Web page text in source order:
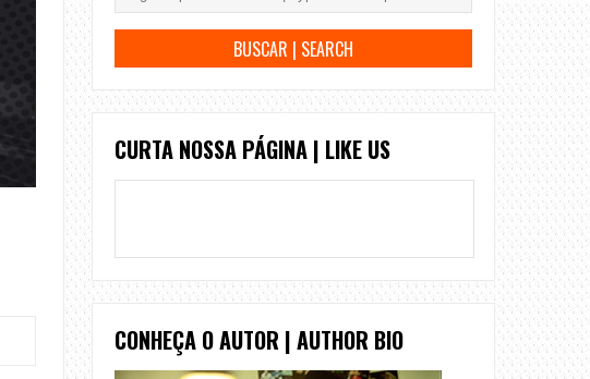
CURTA NOSSA PÁGINA | LIKE US
CONHEÇA O AUTOR | AUTHOR BIO